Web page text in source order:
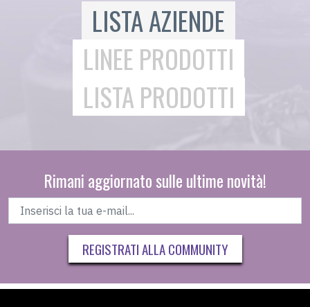
LISTA AZIENDE
LINEE PRODOTTI
LISTA PRODOTTI
Rimani aggiornato sulle ultime novità!
REGISTRATI ALLA COMMUNITY